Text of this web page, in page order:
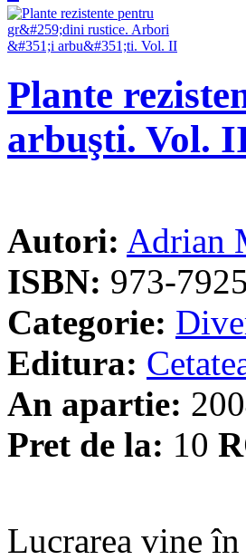
Plante
arbuşti. Vol.
Autori: Adrian
ISBN: 973-
Categorie:
Editura:
An apartie:
Pret de la: 10
Lucrarea vine